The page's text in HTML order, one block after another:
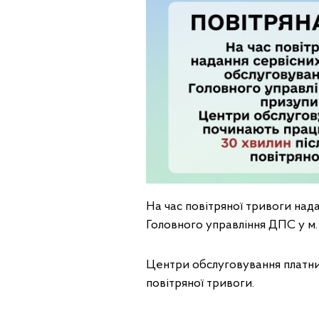
На час повітряної тривоги
Головного управління ДПС у м.
Центри обслуговування
повітряної тривоги.